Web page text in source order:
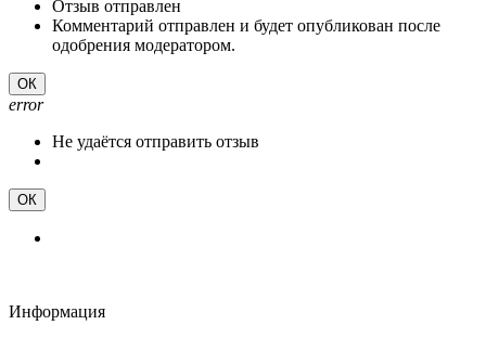
Отзыв отправлен
Комментарий отправлен и будет опубликован после
одобрения модератором.
ОК
error
Не удаётся отправить отзыв
ОК
Информация